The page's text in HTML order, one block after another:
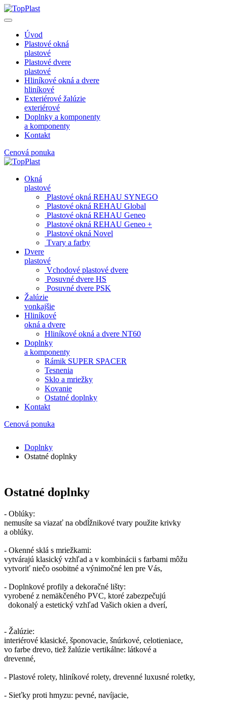
Úvod
Plastové okná
plastové
Plastové dvere
plastové
Hliníkové okná a dvere
hliníkové
Exteriérové žalúzie
exteriérové
Doplnky a komponenty
a komponenty
Kontakt
Cenová ponuka
Okná
plastové
Plastové okná REHAU SYNEGO
Plastové okná REHAU Global
Plastové okná REHAU Geneo
Plastové okná REHAU Geneo +
Plastové okná Novel
Tvary a farby
Dvere
plastové
Vchodové plastové dvere
Posuvné dvere HS
Posuvné dvere PSK
Žalúzie
vonkajšie
Hliníkové
okná a dvere
Hliníkové okná a dvere NT60
Doplnky
a komponenty
Rámik SUPER SPACER
Tesnenia
Sklo a mriežky
Kovanie
Ostatné doplnky
Kontakt
Cenová ponuka
Doplnky
Ostatné doplnky
Ostatné doplnky
- Oblúky:
nemusíte sa viazať na obdĺžnikové tvary použite krivky
a oblúky.
- Okenné sklá s mriežkami:
vytvárajú klasický vzhľad a v kombinácii s farbami môžu
vytvoriť niečo osobitné a výnimočné len pre Vás,
- Doplnkové profily a dekoračné lišty:
vyrobené z nemäkčeného PVC, ktoré zabezpečujú
dokonalý a estetický vzhľad Vašich okien a dverí,
- Žalúzie:
interiérové klasické, šponovacie, šnúrkové, celotieniace,
vo farbe drevo, tiež žalúzie vertikálne: látkové a
drevenné,
- Plastové rolety, hliníkové rolety, drevenné luxusné roletky,
- Sieťky proti hmyzu: pevné, navíjacie,